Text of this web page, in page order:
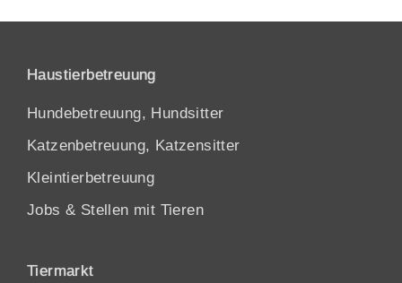
Haustierbetreuung
Hundebetreuung, Hundsitter
Katzenbetreuung, Katzensitter
Kleintierbetreuung
Jobs & Stellen mit Tieren
Tiermarkt